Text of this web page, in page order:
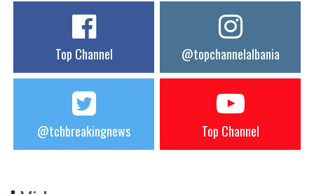
Top Channel @topchannelalbania
@tchbreakingnews Top Channel